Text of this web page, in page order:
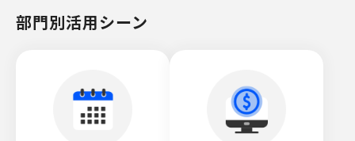
部門別活用シーン